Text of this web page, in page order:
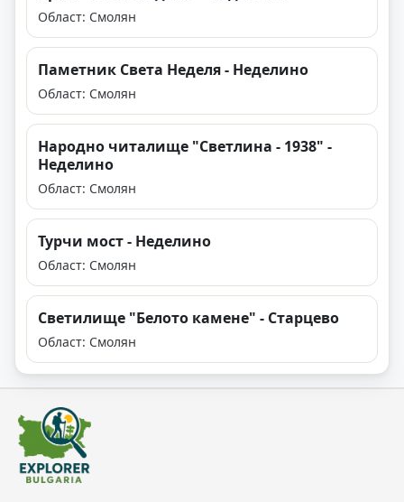
Област: Смолян
Паметник Света Неделя - Неделино
Област: Смолян
Народно читалище "Светлина - 1938" -
Неделино
Област: Смолян
Турчи мост - Неделино
Област: Смолян
Светилище "Белото камене" - Старцево
Област: Смолян